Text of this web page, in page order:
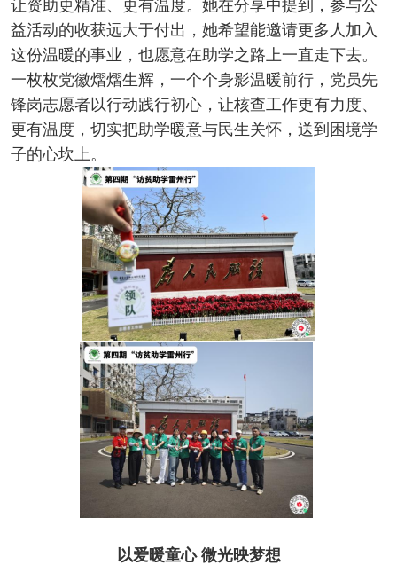
让资助更精准、更有温度。她在分享中提到，参与公
益活动的收获远大于付出，她希望能邀请更多人加入
这份温暖的事业，也愿意在助学之路上一直走下去。
一枚枚党徽熠熠生辉，一个个身影温暖前行，党员先
锋岗志愿者以行动践行初心，让核查工作更有力度、
更有温度，切实把助学暖意与民生关怀，送到困境学
子的心坎上。
以爱暖童心 微光映梦想